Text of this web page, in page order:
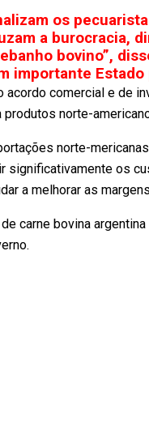
os
a burocracia,
bovino”,
importante
acordo comercial e de
norte-
norte-
significativamente os
a melhorar as
carne bovina